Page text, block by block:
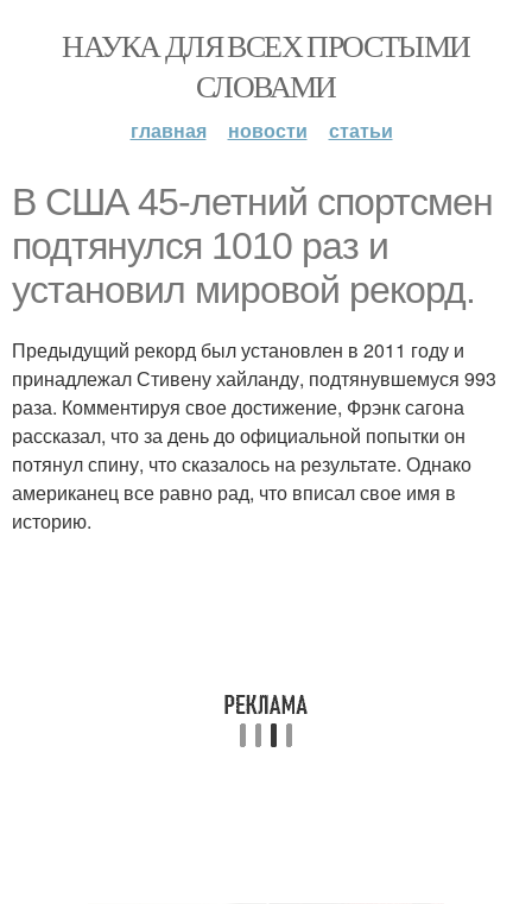
НАУКА ДЛЯ ВСЕХ ПРОСТЫМИ
СЛОВАМИ
главная новости статьи
В США 45-летний спортсмен
подтянулся 1010 раз и
установил мировой рекорд.
Предыдущий рекорд был установлен в 2011 году и
принадлежал Стивену хайланду, подтянувшемуся 993
раза. Комментируя свое достижение, Фрэнк сагона
рассказал, что за день до официальной попытки он
потянул спину, что сказалось на результате. Однако
американец все равно рад, что вписал свое имя в
историю.